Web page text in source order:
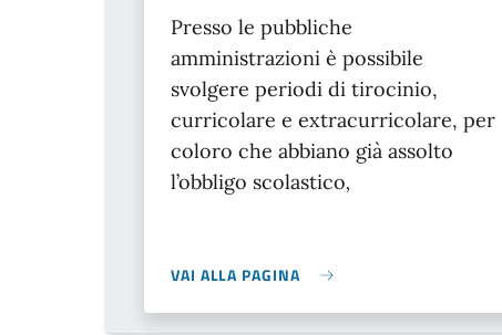
Presso le pubbliche
amministrazioni è possibile
svolgere periodi di tirocinio,
curricolare e extracurricolare, per
coloro che abbiano già assolto
l’obbligo scolastico,
VAI ALLA PAGINA